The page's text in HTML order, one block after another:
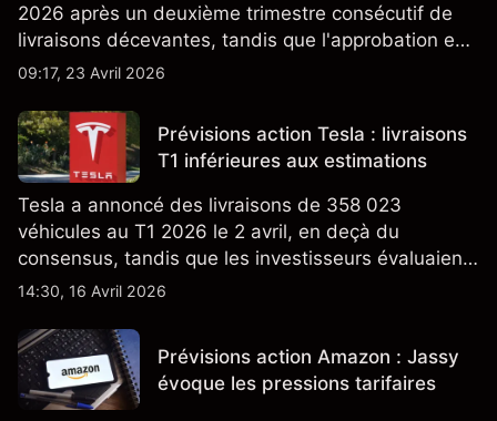
2026 après un deuxième trimestre consécutif de
livraisons décevantes, tandis que l'approbation en
Californie d'un programme V2G pour le Cybertruck
énergétique.
09:17, 23 Avril 2026
Prévisions action Tesla : livraisons
T1 inférieures aux estimations
Tesla a annoncé des livraisons de 358 023
véhicules au T1 2026 le 2 avril, en deçà du
consensus, tandis que les investisseurs évaluaient
également la croissance des stocks et les projets
nouveau SUV. Découvrez les objectifs de cours
TSLA d'analystes tiers.
14:30, 16 Avril 2026
Prévisions action Amazon : Jassy
évoque les pressions tarifaires